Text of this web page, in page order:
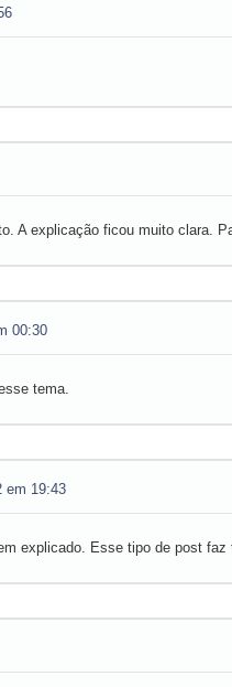
A explicação ficou muito clara.
00:30
tema.
em 19:43
explicado. Esse tipo de post